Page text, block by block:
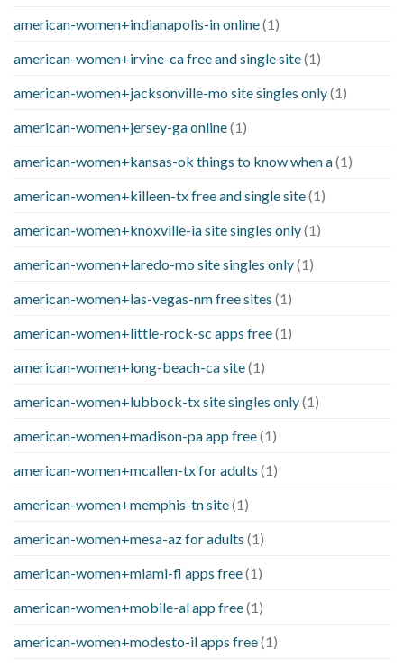
american-women+indianapolis-in online(1)
american-women+irvine-ca free and single site(1)
american-women+jacksonville-mo site singles only(1)
american-women+jersey-ga online(1)
american-women+kansas-ok things to know when a(1)
american-women+killeen-tx free and single site(1)
american-women+knoxville-ia site singles only(1)
american-women+laredo-mo site singles only(1)
american-women+las-vegas-nm free sites (1)
american-women+little-rock-sc apps free(1)
american-women+long-beach-ca site(1)
american-women+lubbock-tx site singles only(1)
american-women+madison-pa app free(1)
american-women+mcallen-tx for adults (1)
american-women+memphis-tn site(1)
american-women+mesa-az for adults (1)
american-women+miami-fl apps free(1)
american-women+mobile-al app free(1)
american-women+modesto-il apps free(1)